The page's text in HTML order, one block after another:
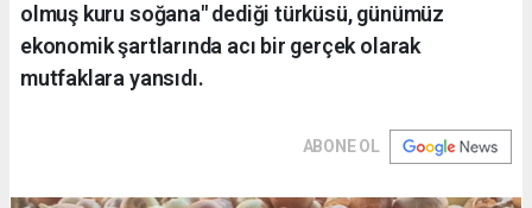
olmuş kuru soğana" dediği türküsü, günümüz
ekonomik şartlarında acı bir gerçek olarak
mutfaklara yansıdı.
ABONE OL